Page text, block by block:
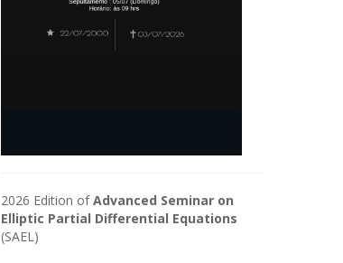
2026 Edition ofAdvanced Seminar on
Elliptic Partial Differential Equations
(SAEL)